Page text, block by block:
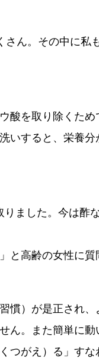
ん。その中に私
酸を取り除くた
いすると、栄養
ました。今は酢
と高齢の女性に
慣）が是正され
ん。また簡単に動
つがえ）る」す